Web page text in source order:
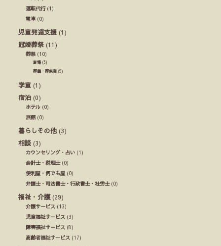
運転代行(1)
電車(0)
児童発達支援 (1)
冠婚葬祭 (11)
葬祭(10)
斎場(5)
葬儀・葬祭業 (9)
学童 (1)
宿泊 (0)
ホテル (0)
旅館 (0)
暮らしその他 (3)
相談 (3)
カウンセリング・占い (1)
会計士・税理士(0)
便利屋・何でも屋 (0)
弁護士・司法書士・行政書士・社労士(0)
福祉・介護(29)
介護サービス (13)
児童福祉サービス (3)
障害福祉サービス (8)
高齢者福祉サービス (17)